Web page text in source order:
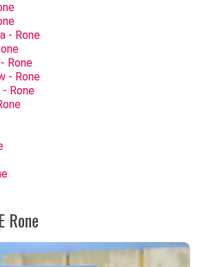
- Rone
Rone
- Rone
- Rone
Rone